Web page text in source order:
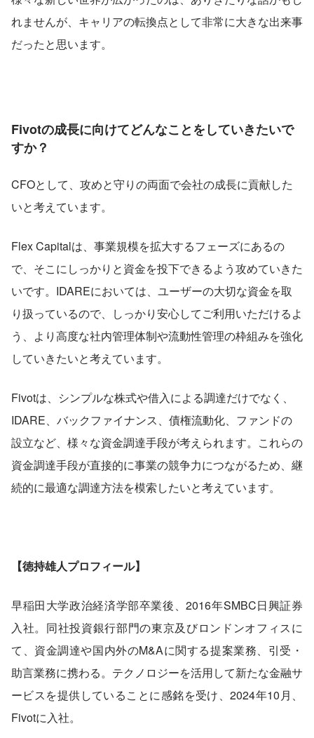
れませんが、キャリアの転換点として非常に大きな出来事
だったと思います。
Fivotの成長に向けてどんなことをしていきたいで
すか？
CFOとして、攻めと守りの両面で会社の成長に貢献した
いと考えています。
Flex Capitalは、事業規模を拡大するフェーズにあるの
で、そこにしっかりと資金を投下できるよう攻めていきた
いです。IDAREにおいては、ユーザーの大切な資金を取
り扱っているので、しっかり安心してご利用いただけるよ
う、より高度な社内管理体制や流動性管理の枠組みを強化
していきたいと考えています。
Fivotは、シンプルな株式や借入による調達だけでなく、
IDARE、バックファイナンス、債権流動化、ファンドの
設立など、様々な資金調達手段が考えられます。これらの
資金調達手段が直接的に事業の競争力につながるため、継
続的に最適な調達方法を模索したいと考えています。
【徳持雄人プロフィール】
早稲田大学政治経済学部卒業後、2016年SMBC日興証券
入社。同社投資銀行部門の東京及びロンドンオフィスに
て、資金調達や国内外のM&Aに関する提案業務、引受・
助言業務に携わる。テクノロジーを活用して新たな金融サ
ービスを提供していることに感銘を受け、2024年10月、
Fivotに入社。